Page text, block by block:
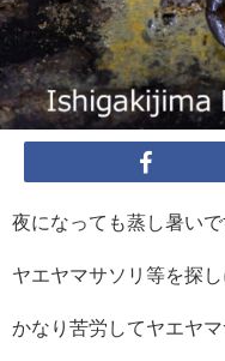
夜になっても蒸し暑いで
ヤエヤマサソリ等を探
かなり苦労してヤエヤマ